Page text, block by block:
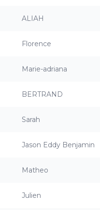
ALIAH
Florence
Marie-adriana
BERTRAND
Sarah
Jason Eddy Benjamin
Matheo
Julien